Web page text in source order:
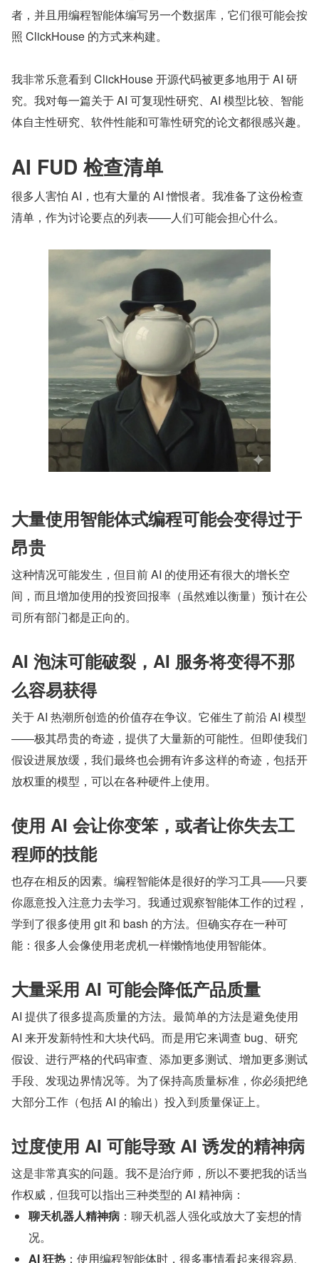
者，并且用编程智能体编写另一个数据库，它们很可能会按
照 ClickHouse 的方式来构建。
我非常乐意看到 ClickHouse 开源代码被更多地用于 AI 研
究。我对每一篇关于 AI 可复现性研究、AI 模型比较、智能
体自主性研究、软件性能和可靠性研究的论文都很感兴趣。
AI FUD 检查清单
很多人害怕 AI，也有大量的 AI 憎恨者。我准备了这份检查
清单，作为讨论要点的列表——人们可能会担心什么。
大量使用智能体式编程可能会变得过于
昂贵
这种情况可能发生，但目前 AI 的使用还有很大的增长空
间，而且增加使用的投资回报率（虽然难以衡量）预计在公
司所有部门都是正向的。
AI 泡沫可能破裂，AI 服务将变得不那
么容易获得
关于 AI 热潮所创造的价值存在争议。它催生了前沿 AI 模型
——极其昂贵的奇迹，提供了大量新的可能性。但即使我们
假设进展放缓，我们最终也会拥有许多这样的奇迹，包括开
放权重的模型，可以在各种硬件上使用。
使用 AI 会让你变笨，或者让你失去工
程师的技能
也存在相反的因素。编程智能体是很好的学习工具——只要
你愿意投入注意力去学习。我通过观察智能体工作的过程，
学到了很多使用 git 和 bash 的方法。但确实存在一种可
能：很多人会像使用老虎机一样懒惰地使用智能体。
大量采用 AI 可能会降低产品质量
AI 提供了很多提高质量的方法。最简单的方法是避免使用
AI 来开发新特性和大块代码。而是用它来调查 bug、研究
假设、进行严格的代码审查、添加更多测试、增加更多测试
手段、发现边界情况等。为了保持高质量标准，你必须把绝
大部分工作（包括 AI 的输出）投入到质量保证上。
过度使用 AI 可能导致 AI 诱发的精神病
这是非常真实的问题。我不是治疗师，所以不要把我的话当
作权威，但我可以指出三种类型的 AI 精神病：
聊天机器人精神病 ：聊天机器人强化或放大了妄想的情
况。
AI 狂热 ：使用编程智能体时，很多事情看起来很容易、